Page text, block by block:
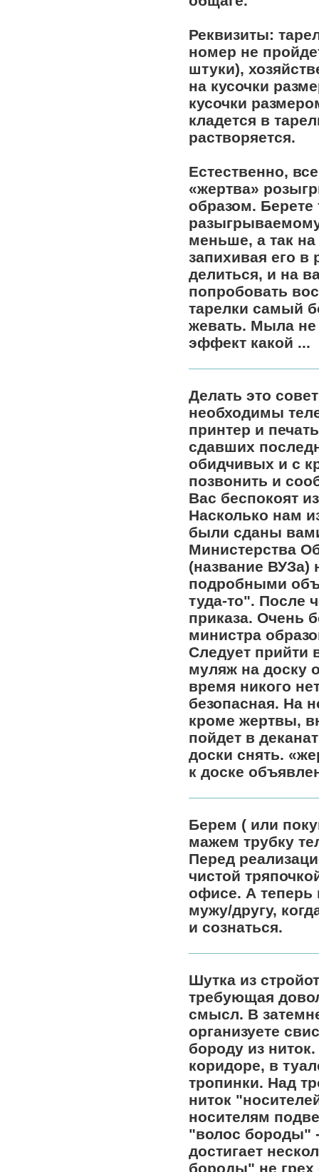
Реквизиты:
номер не
штуки),
на кусочки
кусочки
кладется в
растворяется.
Естественно,
«жертва»
образом. Берете
меньше, а так
запихивая его в
делиться, и на
попробовать
тарелки самый
жевать. Мыла не
эффект какой ...
Делать это
необходимы
принтер и
сдавших
обидчивых и с
позвонить и
Вас беспокоят
Насколько нам
были сданы
Министерства
(название ВУЗа)
подробными
туда-то". После
приказа. Очень
министра
Следует прийти
муляж на доску
время никого
безопасная. На
кроме жертвы,
пойдет в
доски снять.
к доске
Берем ( или
мажем трубку
Перед
чистой
офисе. А теперь
мужу/другу,
и сознаться.
Шутка из
требующая
смысл. В
организуете
бороду из
коридоре, в
тропинки. Над
ниток
носителям
"волос бороды"
достигает
бороды" не грех